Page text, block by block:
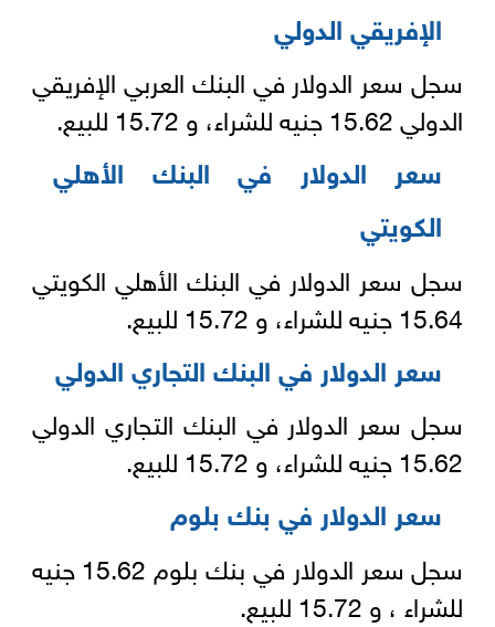
الإفريقي الدولي
سجل سعر الدولار في البنك العربي الإفريقي
الدولي 15.62 جنيه للشراء، و 15.72 للبيع.
سعر الدولار في البنك الأهلي
الكويتي
سجل سعر الدولار في البنك الأهلي الكويتي
15.64 جنيه للشراء، و 15.72 للبيع.
سعر الدولار في البنك التجاري الدولي
سجل سعر الدولار في البنك التجاري الدولي
15.62 جنيه للشراء، و 15.72 للبيع.
سعر الدولار في بنك بلوم
سجل سعر الدولار في بنك بلوم 15.62 جنيه
للشراء ، و 15.72 للبيع.